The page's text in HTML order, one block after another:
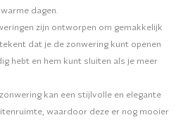
dagen.
zijn ontworpen om gemakkelijk
dat je de zonwering kunt openen
hebt en hem kunt sluiten als je meer
kan een stijlvolle en elegante
waardoor deze er nog mooier